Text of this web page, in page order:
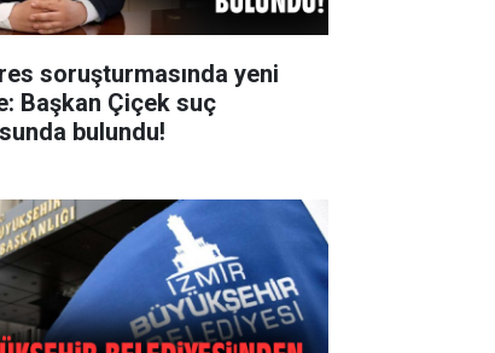
soruşturmasında yeni
Başkan Çiçek suç
bulundu!